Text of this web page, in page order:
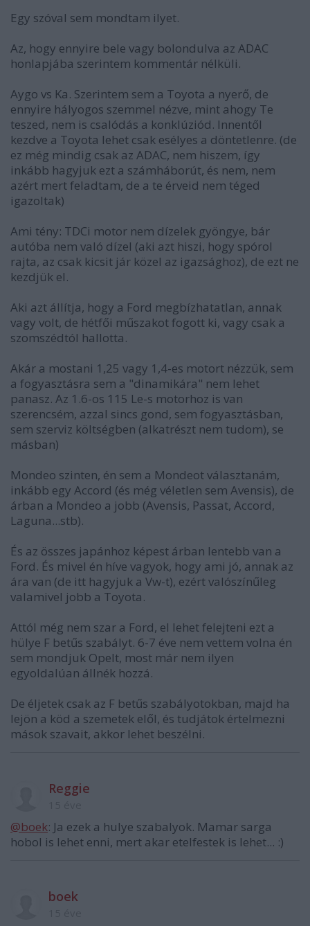
Egy szóval sem mondtam ilyet.
Az, hogy ennyire bele vagy bolondulva az ADAC
honlapjába szerintem kommentár nélküli.
Aygo vs Ka. Szerintem sem a Toyota a nyerő, de
ennyire hályogos szemmel nézve, mint ahogy Te
teszed, nem is csalódás a konklúziód. Innentől
kezdve a Toyota lehet csak esélyes a döntetlenre. (de
ez még mindig csak az ADAC, nem hiszem, így
inkább hagyjuk ezt a számháborút, és nem, nem
azért mert feladtam, de a te érveid nem téged
igazoltak)
Ami tény: TDCi motor nem dízelek gyöngye, bár
autóba nem való dízel (aki azt hiszi, hogy spórol
rajta, az csak kicsit jár közel az igazsághoz), de ezt ne
kezdjük el.
Aki azt állítja, hogy a Ford megbízhatatlan, annak
vagy volt, de hétfői műszakot fogott ki, vagy csak a
szomszédtól hallotta.
Akár a mostani 1,25 vagy 1,4-es motort nézzük, sem
a fogyasztásra sem a "dinamikára" nem lehet
panasz. Az 1.6-os 115 Le-s motorhoz is van
szerencsém, azzal sincs gond, sem fogyasztásban,
sem szerviz költségben (alkatrészt nem tudom), se
másban)
Mondeo szinten, én sem a Mondeot választanám,
inkább egy Accord (és még véletlen sem Avensis), de
árban a Mondeo a jobb (Avensis, Passat, Accord,
Laguna...stb).
És az összes japánhoz képest árban lentebb van a
Ford. És mivel én híve vagyok, hogy ami jó, annak az
ára van (de itt hagyjuk a Vw-t), ezért valószínűleg
valamivel jobb a Toyota.
Attól még nem szar a Ford, el lehet felejteni ezt a
hülye F betűs szabályt. 6-7 éve nem vettem volna én
sem mondjuk Opelt, most már nem ilyen
egyoldalúan állnék hozzá.
De éljetek csak az F betűs szabályotokban, majd ha
lejön a köd a szemetek elől, és tudjátok értelmezni
mások szavait, akkor lehet beszélni.
Reggie
@boek: Ja ezek a hulye szabalyok. Mamar sarga
hobol is lehet enni, mert akar etelfestek is lehet... :)
boek